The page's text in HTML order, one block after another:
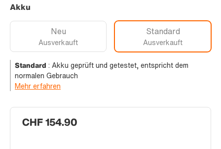
CHF 154.90
Akku
Neu
Ausverkauft
Standard
Ausverkauft
Standard : Akku geprüft und getestet, entspricht dem
normalen Gebrauch
Mehr erfahren